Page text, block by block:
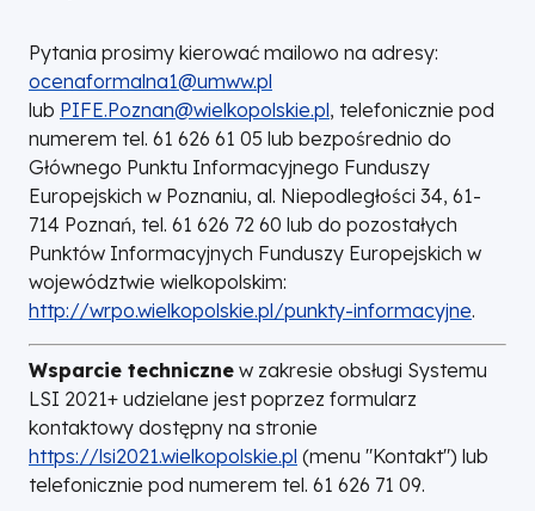
Pytania prosimy kierować mailowo na adresy:
ocenaformalna1@umww.pl
lub PIFE.Poznan@wielkopolskie.pl, telefonicznie pod
numerem tel. 61 626 61 05 lub bezpośrednio do
Głównego Punktu Informacyjnego Funduszy
Europejskich w Poznaniu, al. Niepodległości 34, 61-
714 Poznań, tel. 61 626 72 60 lub do pozostałych
Punktów Informacyjnych Funduszy Europejskich w
województwie wielkopolskim:
http://wrpo.wielkopolskie.pl/punkty-informacyjne.
Wsparcie techniczne w zakresie obsługi Systemu
LSI 2021+ udzielane jest poprzez formularz
kontaktowy dostępny na stronie
https://lsi2021.wielkopolskie.pl (menu "Kontakt") lub
telefonicznie pod numerem tel. 61 626 71 09.